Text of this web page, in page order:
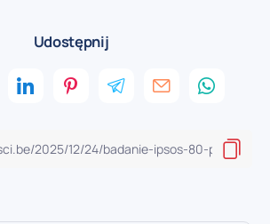
Udostępnij